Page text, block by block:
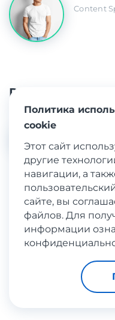
Content
Расшарить
Подпишитесь на
Meest Shopping
Еще
магазинов
Политика
cookie
Этот сайт
другие
навигации, а
сайте, вы
файлов. Для
информации